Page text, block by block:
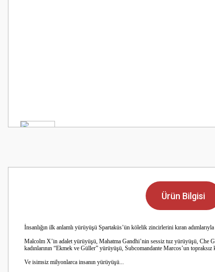
Ürün Bilgisi
İnsanlığın ilk anlamlı yürüyüşü Spartaküs’ün kölelik zincirlerini kıran adımlarıyla
Malcolm X’in adalet yürüyüşü, Mahatma Gandhi’nin sessiz tuz yürüyüşü, Che
kadınlarının “Ekmek ve Güller” yürüyüşü, Subcomandante Marcos’un
Ve isimsiz milyonlarca insanın yürüyüşü...